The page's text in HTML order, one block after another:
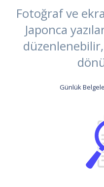
Fotoğraf ve
Japonca
Günlük